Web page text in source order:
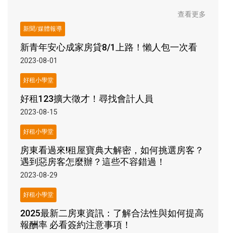
查看更多
新聞/媒體報導
新青年安心成家房貸8/1上路！懶人包一次看
2023-08-01
好租小學堂
好租123擴大徵才！尋找會計人員
2023-08-15
好租小學堂
房東看過來!租屋寶典大解密，如何挑選房客？
遇到惡房客怎麼辦？這些不容錯過！
2023-08-29
好租小學堂
2025最新二房東資訊：了解合法性與如何提高
報酬率 必看簽約注意事項！